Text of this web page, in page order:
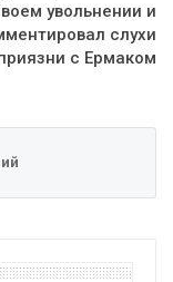
увольнении и
слухи
с Ермаком